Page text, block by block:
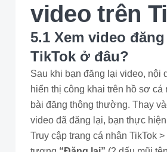
video trên
5.1 Xem video
TikTok ở đâu?
Sau khi bạn đăng lại video, nội
hiển thị công khai trên hồ sơ cá
bài đăng thông thường. Thay
video đã đăng lại, bạn thực
Truy cập trang cá nhân TikTok